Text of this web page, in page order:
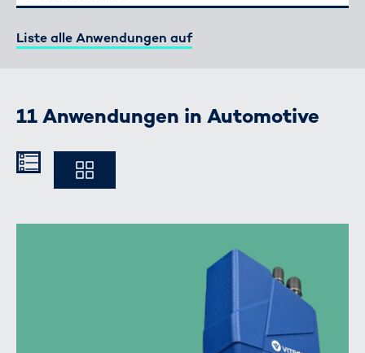
Liste alle Anwendungen auf
11 Anwendungen in Automotive
Kompakt